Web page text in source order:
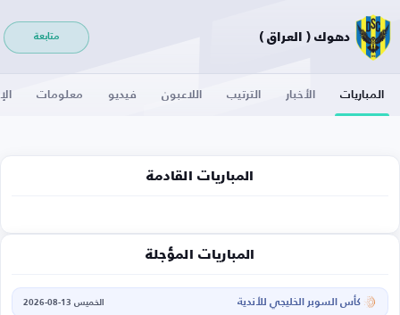
دهوك ( العراق ) متابعة
المباريات الأخبار الترتيب اللاعبون فيديو معلومات
المباريات القادمة
المباريات المؤجلة
كأس السوبر الخليجي للأندية الخميس 13-08-2026